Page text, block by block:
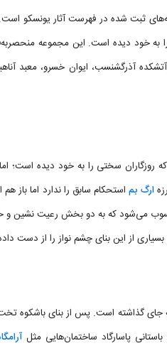
ثبت شده در فهرست آثار یونسکو
آذرگشنسب، ایوان خسرو، معبد
سختی را به خود دیده است؛
ارگ بماستحکام سابق را ندارد اما باز
می‌شود که به دو بخش رعیت نشین و
از این بنای چشم نواز را از دست
به جای گذاشته است. پس از بنای باشکوه
پاسارگاد ساختمان‌هایی مثل